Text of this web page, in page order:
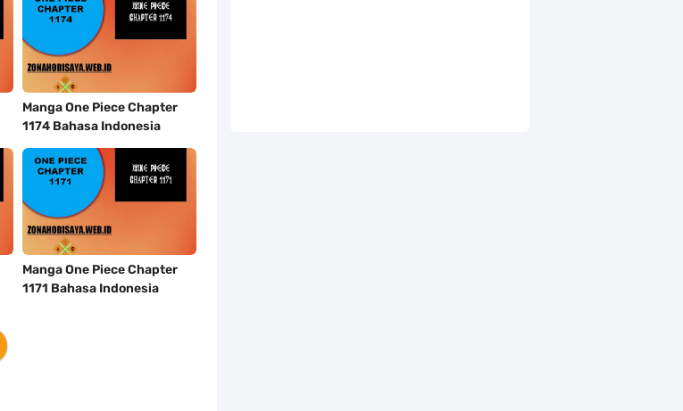
Manga One Piece Chapter
1174 Bahasa Indonesia
Manga One Piece Chapter
1171 Bahasa Indonesia